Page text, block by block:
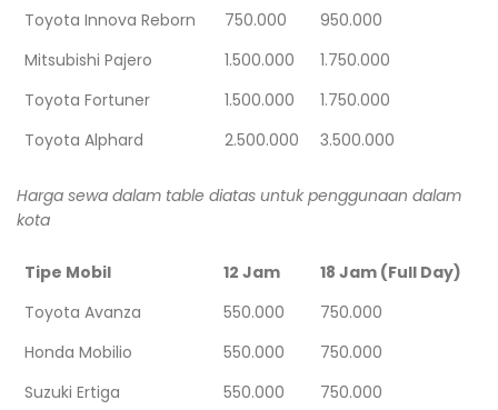
Toyota Innova Reborn
750.000
950.000
Mitsubishi Pajero
1.500.000
1.750.000
Toyota Fortuner
1.500.000
1.750.000
Toyota Alphard
2.500.000 3.500.000
Harga sewa dalam table diatas untuk penggunaan dalam
kota
Tipe Mobil 12 Jam
18 Jam (Full Day)
Toyota Avanza
550.000
750.000
Honda Mobilio
550.000
750.000
Suzuki Ertiga
550.000
750.000